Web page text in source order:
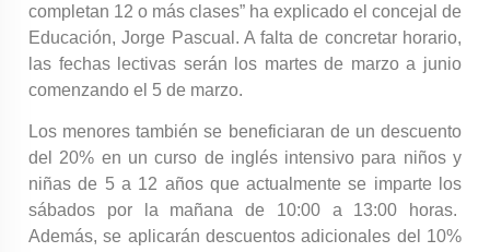
completan 12 o más clases” ha explicado el concejal de
Educación, Jorge Pascual. A falta de concretar horario,
las fechas lectivas serán los martes de marzo a junio
comenzando el 5 de marzo.
Los menores también se beneficiaran de un descuento
del 20% en un curso de inglés intensivo para niños y
niñas de 5 a 12 años que actualmente se imparte los
sábados por la mañana de 10:00 a 13:00 horas.
Además, se aplicarán descuentos adicionales del 10%